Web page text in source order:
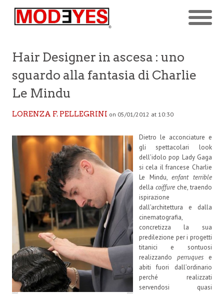
Hair Designer in ascesa : uno
sguardo alla fantasia di Charlie
Le Mindu
LORENZA F. PELLEGRINI on 05/01/2012 at 10:30
Dietro le acconciature e
gli spettacolari look
dell’idolo pop Lady Gaga
si cela il francese Charlie
Le Mindu,enfant terrible
della coiffure che, traendo
ispirazione
dall’architettura e dalla
cinematografia,
concretizza la sua
predilezione per i progetti
titanici e sontuosi
realizzando perruques e
abiti fuori dall’ordinario
perché realizzati
servendosi quasi